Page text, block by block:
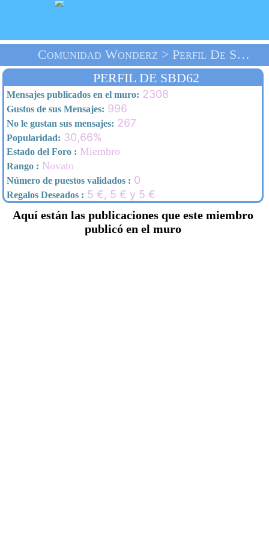
Comunidad Wonderz > Perfil De Sbd62 > Inicio
PERFIL DE SBD62
Mensajes publicados en el muro: 2308
Gustos de sus Mensajes: 996
No le gustan sus mensajes: 267
Popularidad: 30,66%
Estado del Foro : Miembro
Rango : Novato
Número de puestos validados : 0
Regalos Deseados : 5 €, 5 € y 5 €
Aquí están las publicaciones que este miembro
publicó en el muro